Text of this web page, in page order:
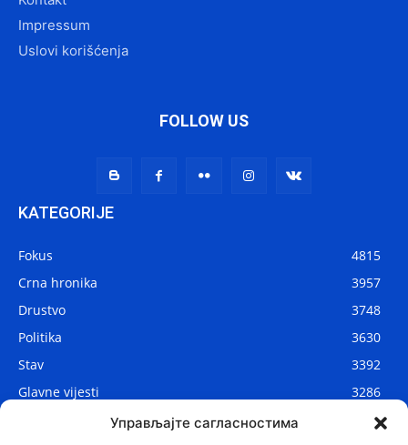
Управљајте сагласностима
Impressum
Uslovi korišćenja
FOLLOW US
KATEGORIJE
Fokus
4815
Crna hronika
3957
Drustvo
3748
Politika
3630
Stav
3392
Glavne vijesti
3286
2908